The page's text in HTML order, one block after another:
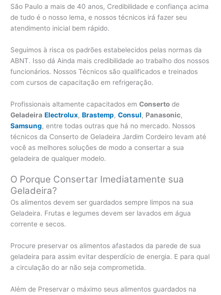
São Paulo a mais de 40 anos, Credibilidade e confiança acima
de tudo é o nosso lema, e nossos técnicos irá fazer seu
atendimento inicial bem rápido.
Seguimos à risca os padrões estabelecidos pelas normas da
ABNT. Isso dá Ainda mais credibilidade ao trabalho dos nossos
funcionários. Nossos Técnicos são qualificados e treinados
com cursos de capacitação em refrigeração.
Profissionais altamente capacitados emConserto de
Geladeira Electrolux,Brastemp,Consul, Panasonic,
Samsung, entre todas outras que há no mercado. Nossos
técnicos da Conserto de Geladeira Jardim Cordeiro levam até
você as melhores soluções de modo a consertar a sua
geladeira de qualquer modelo.
O Porque Consertar Imediatamente sua
Geladeira?
Os alimentos devem ser guardados sempre limpos na sua
Geladeira. Frutas e legumes devem ser lavados em água
corrente e secos.
Procure preservar os alimentos afastados da parede de sua
geladeira para assim evitar desperdício de energia. E para qual
a circulação do ar não seja comprometida.
Além de Preservar o máximo seus alimentos guardados na